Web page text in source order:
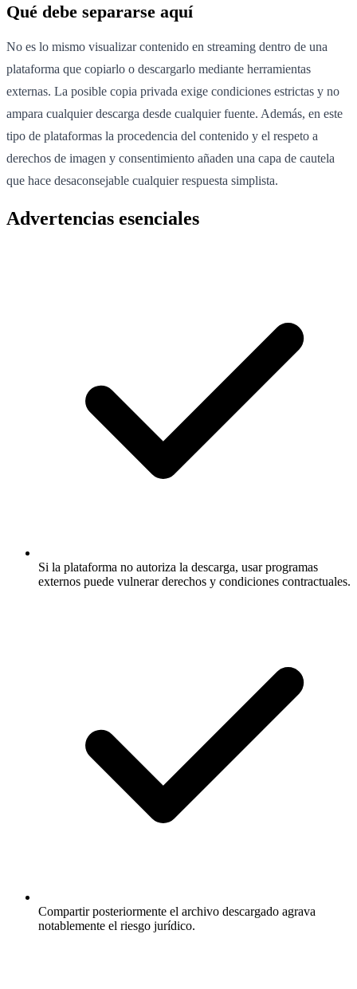
Qué debe separarse aquí
No es lo mismo visualizar contenido en streaming dentro de una
plataforma que copiarlo o descargarlo mediante herramientas
externas. La posible copia privada exige condiciones estrictas y no
ampara cualquier descarga desde cualquier fuente. Además, en este
tipo de plataformas la procedencia del contenido y el respeto a
derechos de imagen y consentimiento añaden una capa de cautela
que hace desaconsejable cualquier respuesta simplista.
Advertencias esenciales
Si la plataforma no autoriza la descarga, usar programas
externos puede vulnerar derechos y condiciones contractuales.
Compartir posteriormente el archivo descargado agrava
notablemente el riesgo jurídico.